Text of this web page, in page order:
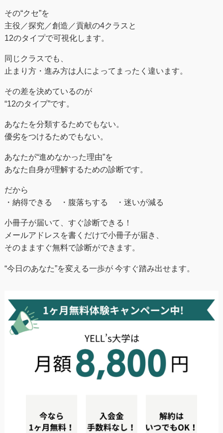
その“クセ”を
主役／探究／創造／貢献の4クラスと
12のタイプで可視化します。
同じクラスでも、
止まり方・進み方は人によってまったく違います。
その差を決めているのが
“12のタイプ”です。
あなたを分類するためでもない。
優劣をつけるためでもない。
あなたが“進めなかった理由”を
あなた自身が理解するための診断です。
だから
・納得できる ・腹落ちする ・迷いが減る
小冊子が届いて、すぐ診断できる！
メールアドレスを書くだけで小冊子が届き、
そのまますぐ無料で診断ができます。
“今日のあなた”を変える一歩が 今すぐ踏み出せます。